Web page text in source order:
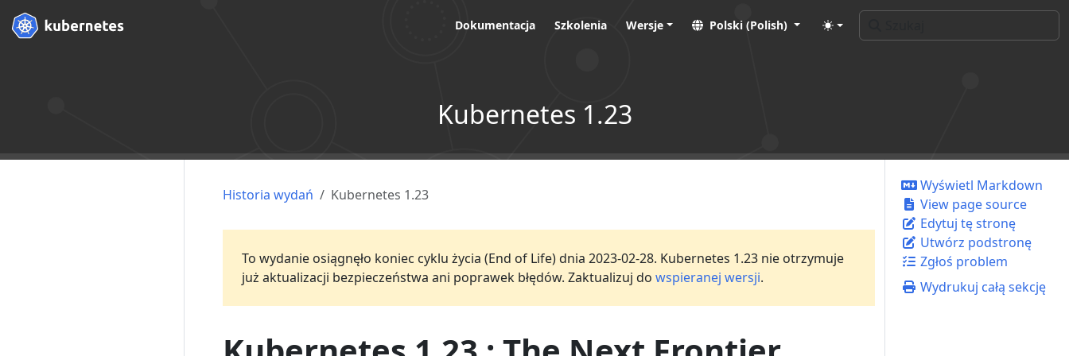
Dokumentacja Szkolenia Wersje Polski (Polish)
Kubernetes 1.23
Wyświetl Markdown
View page source
Edytuj tę stronę
Utwórz podstronę
Zgłoś problem
Wydrukuj całą sekcję
Historia wydań Kubernetes 1.23
To wydanie osiągnęło koniec cyklu życia (End of Life) dnia 2023-02-28. Kubernetes 1.23 nie otrzymuje
już aktualizacji bezpieczeństwa ani poprawek błędów. Zaktualizuj do wspieranej wersji.